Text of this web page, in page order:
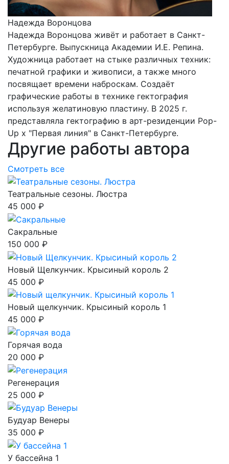
Надежда Воронцова
Надежда Воронцова живёт и работает в Санкт-
Петербурге. Выпускница Академии И.Е. Репина.
Художница работает на стыке различных техник:
печатной графики и живописи, а также много
посвящает времени наброскам. Создаёт
графические работы в технике гектография
используя желатиновую пластину. В 2025 г.
представляла гектографию в арт-резиденции Pop-
Up х "Первая линия" в Санкт-Петербурге.
Другие работы автора
Смотреть все
Театральные сезоны. Люстра
45 000 ₽
Сакральные
150 000 ₽
Новый Щелкунчик. Крысиный король 2
45 000 ₽
Новый щелкунчик. Крысиный король 1
45 000 ₽
Горячая вода
20 000 ₽
Регенерация
25 000 ₽
Будуар Венеры
35 000 ₽
У бассейна 1